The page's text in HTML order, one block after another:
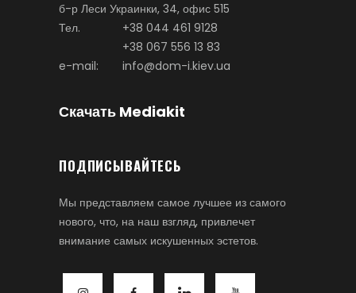
б-р Леси Украинки, 34, офис 515
Тел.
+38 044 461 9128
+38 067 556 13 83
e-mail:
info@dom-i.kiev.ua
Скачать Mediakit
ПОДПИСЫВАЙТЕСЬ
Мы представляем самое лучшее из самого
нового, что, на наш взгляд, привлечет
внимание самых искушенных эстетов.